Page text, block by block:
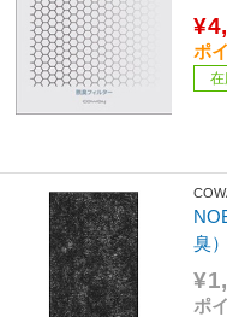
ポ
在
臭
ポ